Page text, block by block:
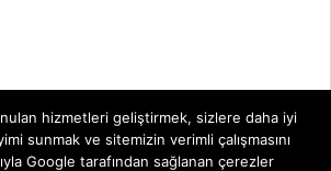
hizmetleri geliştirmek, sizlere daha iyi
sunmak ve sitemizin verimli çalışmasını
Google tarafından sağlanan çerezler